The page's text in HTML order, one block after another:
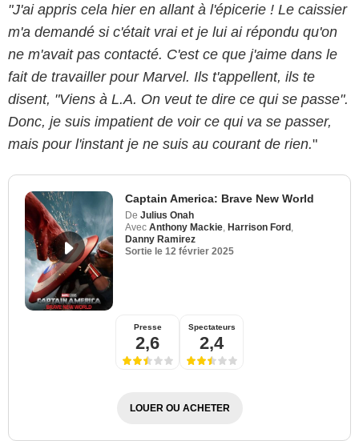
"J'ai appris cela hier en allant à l'épicerie ! Le caissier
m'a demandé si c'était vrai et je lui ai répondu qu'on
ne m'avait pas contacté. C'est ce que j'aime dans le
fait de travailler pour Marvel. Ils t'appellent, ils te
disent, "Viens à L.A. On veut te dire ce qui se passe".
Donc, je suis impatient de voir ce qui va se passer,
mais pour l'instant je ne suis au courant de rien."
Captain America: Brave New World
De Julius Onah
Avec Anthony Mackie Harrison Ford
Danny Ramirez
Sortie le 12 février 2025
Presse
2,6
Spectateurs
2,4
LOUER OU ACHETER